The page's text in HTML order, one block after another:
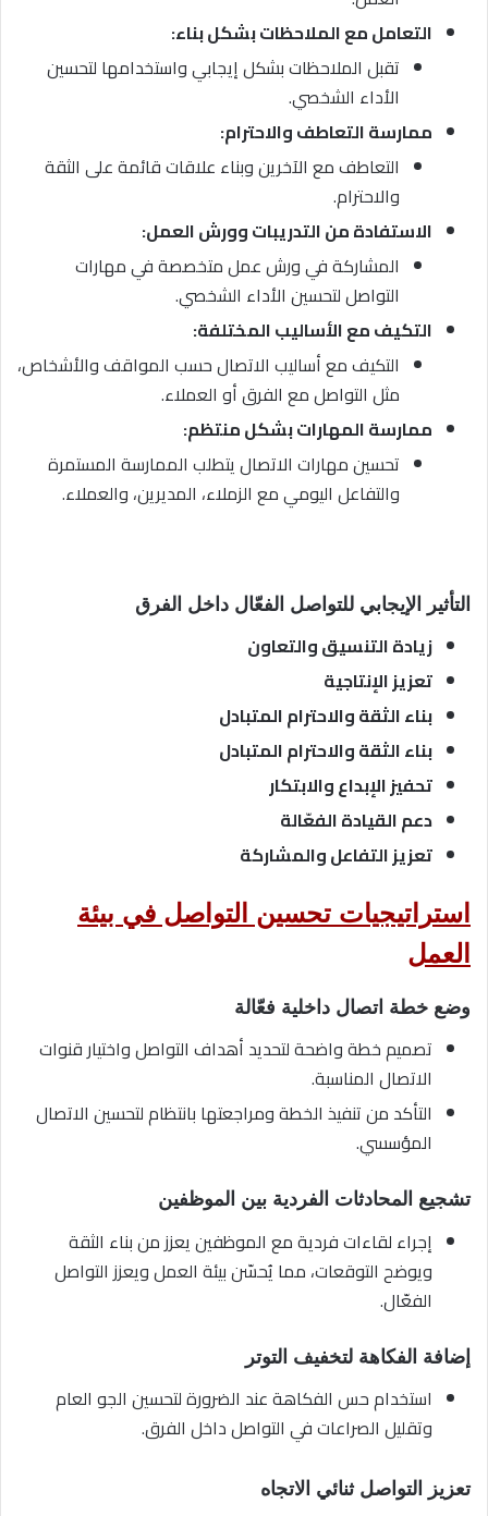
التعامل مع الملاحظات بشكل بناء:
تقبل الملاحظات بشكل إيجابي واستخدامها لتحسين
الأداء الشخصي.
ممارسة التعاطف والاحترام:
التعاطف مع الآخرين وبناء علاقات قائمة على الثقة
والاحترام.
الاستفادة من التدريبات وورش العمل:
المشاركة في ورش عمل متخصصة في مهارات
التواصل لتحسين الأداء الشخصي.
التكيف مع الأساليب المختلفة:
التكيف مع أساليب الاتصال حسب المواقف والأشخاص،
مثل التواصل مع الفرق أو العملاء.
ممارسة المهارات بشكل منتظم:
تحسين مهارات الاتصال يتطلب الممارسة المستمرة
والتفاعل اليومي مع الزملاء، المديرين، والعملاء.
التأثير الإيجابي للتواصل الفعّال داخل الفرق
زيادة التنسيق والتعاون
تعزيز الإنتاجية
بناء الثقة والاحترام المتبادل
بناء الثقة والاحترام المتبادل
تحفيز الإبداع والابتكار
دعم القيادة الفعّالة
تعزيز التفاعل والمشاركة
استراتيجيات تحسين التواصل في بيئة
العمل
وضع خطة اتصال داخلية فعّالة
تصميم خطة واضحة لتحديد أهداف التواصل واختيار قنوات
الاتصال المناسبة.
التأكد من تنفيذ الخطة ومراجعتها بانتظام لتحسين الاتصال
المؤسسي.
تشجيع المحادثات الفردية بين الموظفين
إجراء لقاءات فردية مع الموظفين يعزز من بناء الثقة
ويوضح التوقعات، مما يُحسّن بيئة العمل ويعزز التواصل
الفعّال.
إضافة الفكاهة لتخفيف التوتر
استخدام حس الفكاهة عند الضرورة لتحسين الجو العام
وتقليل الصراعات في التواصل داخل الفرق.
تعزيز التواصل ثنائي الاتجاه